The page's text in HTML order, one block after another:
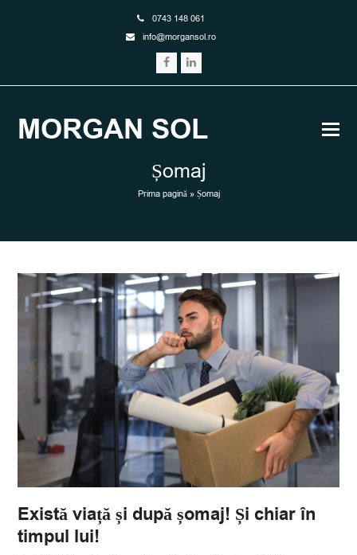
0743 148 061
or.losnagrom@ofni
FacebookLinkedIn
MORGAN SOL
Șomaj
Prima pagină» Șomaj
Există viață și după șomaj! Și chiar în
timpul lui!